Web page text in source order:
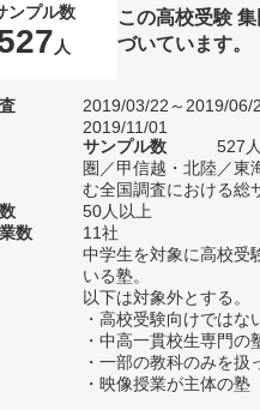
ンプル数
人
この高校受験
づいています。
2019/03/22～2019/06/
2019/11/01
サンプル数
527
圏／甲信越・北陸／東
む全国調査における総
50人以上
数
11社
中学生を対象に高校受
いる塾。
以下は対象外とする。
・高校受験向けではな
・中高一貫校生専門の
・一部の教科のみを扱
・映像授業が主体の塾